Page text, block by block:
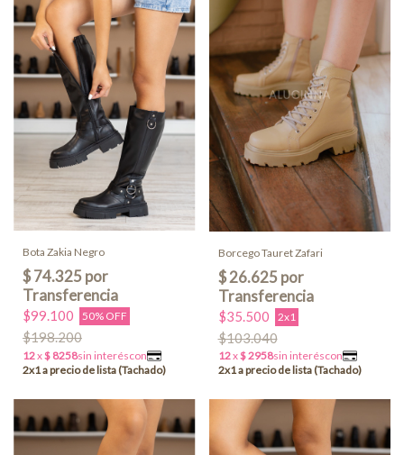
Bota Zakia Negro
$99.100 50% OFF
$198.200
Borcego Tauret Zafari
$35.500 2x1
$103.040